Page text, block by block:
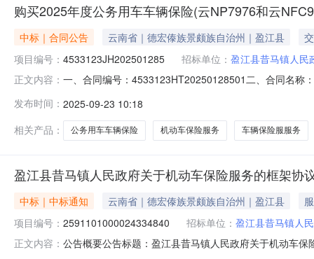
购买2025年度公务用车车辆保险(云NP7976和云
中标｜合同公告 云南省｜德宏傣族景颇族自治州｜盈江县
项目编号： 4533123JH202501285 招标单位： 盈江县昔马镇人民
正文内容： 一、合同编号：4533123HT20250128501二、合同名称
司德宏州分公司地址：芒市为民小区人保路6号联系方式
发布时间： 2025-09-23 10:18
相关产品：
公务用车车辆保险 机动车保险服务 车辆保险服服务
盈江县昔马镇人民政府关于机动车保险服务的框架协
中标｜中标通知 云南省｜德宏傣族景颇族自治州｜盈江县
项目编号： 2591101000024334840 招标单位： 盈江县昔马镇人
正文内容： 公告概要公告标题：盈江县昔马镇人民政府关于机动车